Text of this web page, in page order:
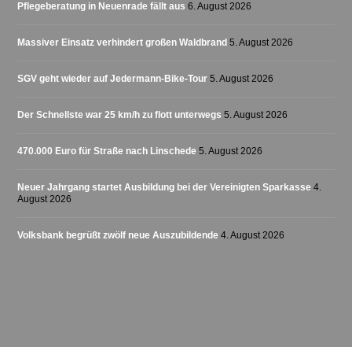
Pflegeberatung in Neuenrade fällt aus 6. August 2026
Massiver Einsatz verhindert großen Waldbrand 5. August 2026
SGV geht wieder auf Jedermann-Bike-Tour 5. August 2026
Der Schnellste war 25 km/h zu flott unterwegs 5. August 2026
470.000 Euro für Straße nach Linschede 5. August 2026
Neuer Jahrgang startet Ausbildung bei der Vereinigten Sparkasse 4.
August 2026
Volksbank begrüßt zwölf neue Auszubildende 4. August 2026